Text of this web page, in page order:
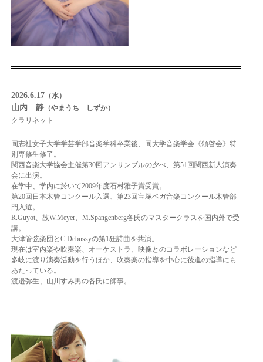
2026.6.17（水）
山内 静（やまうち しずか）
クラリネット
同志社女子大学学芸学部音楽学科卒業後、同大学音楽学会《頌啓会》特
別専修生修了。
関西音楽大学協会主催第30回アンサンブルの夕べ、第51回関西新人演奏
会に出演。
在学中、学内に於いて2009年度石村雅子賞受賞。
第20回日本木管コンクール入選、第23回宝塚ベガ音楽コンクール木管部
門入選。
R.Guyot、故W.Meyer、M.Spangenberg各氏のマスタークラスを国内外で受
講。
大津管弦楽団とC.Debussyの第1狂詩曲を共演。
現在は室内楽や吹奏楽、オーケストラ、映像とのコラボレーションなど
多岐に渡り演奏活動を行うほか、吹奏楽の指導を中心に後進の指導にも
あたっている。
渡邉弥生、山川すみ男の各氏に師事。